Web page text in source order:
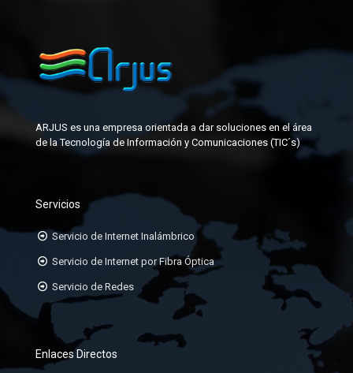
ARJUS es una empresa orientada a dar soluciones en el área
de la Tecnología de Información y Comunicaciones (TIC´s)
Servicios
Servicio de Internet Inalámbrico
Servicio de Internet por Fibra Óptica
Servicio de Redes
Enlaces Directos